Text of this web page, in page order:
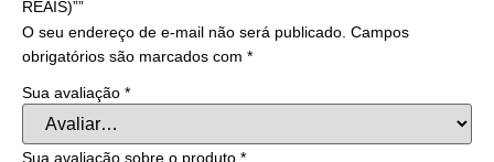
REAIS)””
O seu endereço de e-mail não será publicado. Campos
obrigatórios são marcados com *
Sua avaliação *
Sua avaliação sobre o produto *